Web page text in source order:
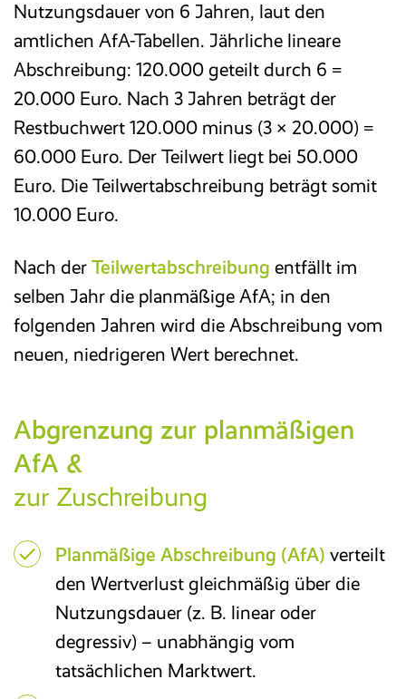
Nutzungsdauer von 6 Jahren, laut den
amtlichen AfA-Tabellen. Jährliche lineare
Abschreibung: 120.000 geteilt durch 6 =
20.000 Euro. Nach 3 Jahren beträgt der
Restbuchwert 120.000 minus (3 × 20.000) =
60.000 Euro. Der Teilwert liegt bei 50.000
Euro. Die Teilwertabschreibung beträgt somit
10.000 Euro.
Nach der Teilwertabschreibung entfällt im
selben Jahr die planmäßige AfA; in den
folgenden Jahren wird die Abschreibung vom
neuen, niedrigeren Wert berechnet.
Abgrenzung zur planmäßigen
AfA &
zur Zuschreibung
Planmäßige Abschreibung (AfA) verteilt
den Wertverlust gleichmäßig über die
Nutzungsdauer (z. B. linear oder
degressiv) – unabhängig vom
tatsächlichen Marktwert.